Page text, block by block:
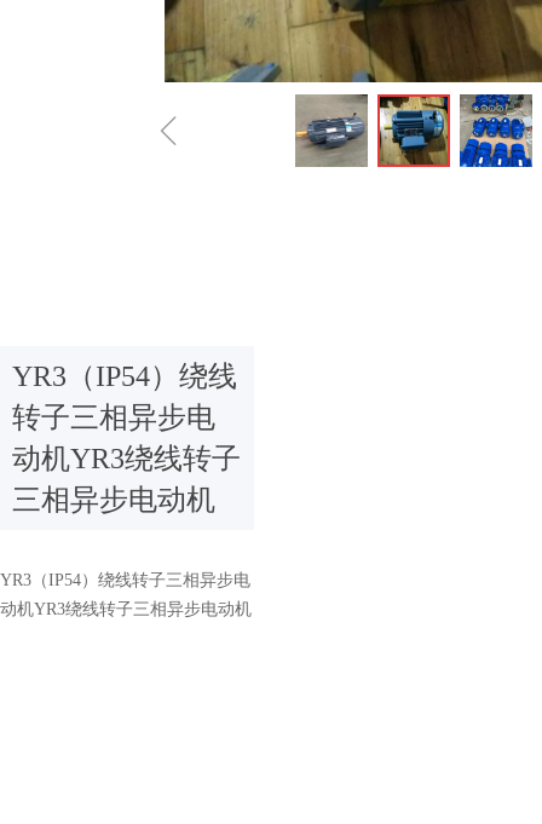
ꁆ
YR3（IP54）绕线转子三相异步电
动机YR3绕线转子三相异步电动机
YR3（IP54）绕线
转子三相异步电
动机YR3绕线转子
三相异步电动机